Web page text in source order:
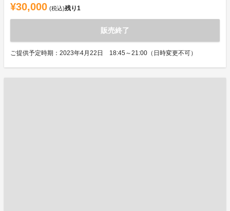
¥30,000 (税込)残り1
販売終了
ご提供予定時期：2023年4月22日 18:45～21:00（日時変更不可）